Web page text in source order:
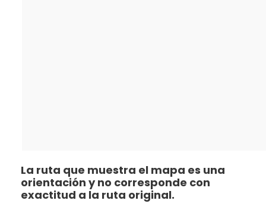
La ruta que muestra el mapa es una
orientación y no corresponde con
exactitud a la ruta original.